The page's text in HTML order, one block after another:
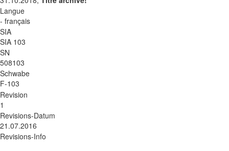
Langue
- français
SIA
SIA 103
SN
508103
Schwabe
F-103
Revision
1
Revisions-Datum
21.07.2016
Revisions-Info